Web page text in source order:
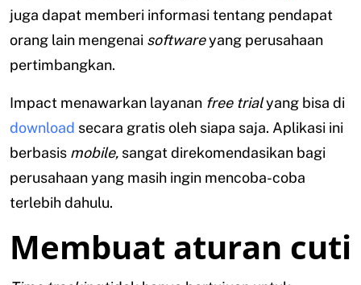
juga dapat memberi informasi tentang pendapat
orang lain mengenai softwareyang perusahaan
pertimbangkan.
Impact menawarkan layanan free trialyang bisa di
download secara gratis oleh siapa saja. Aplikasi ini
berbasis mobile, sangat direkomendasikan bagi
perusahaan yang masih ingin mencoba-coba
terlebih dahulu.
Membuat aturan cuti